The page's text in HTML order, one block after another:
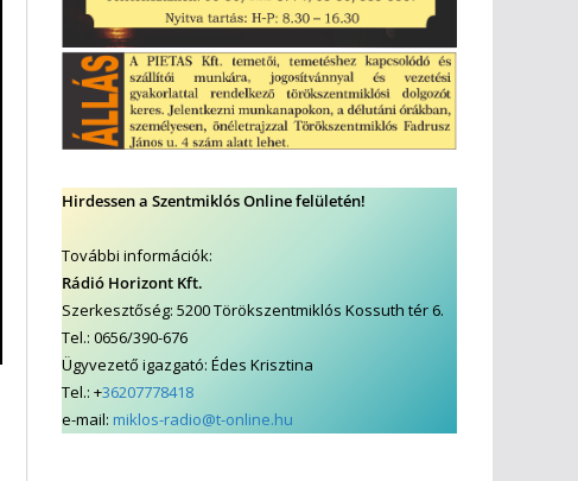
Hirdessen a Szentmiklós Online felületén!
További információk:
Rádió Horizont Kft.
Szerkesztőség: 5200 Törökszentmiklós Kossuth tér 6.
Tel.: 0656/390-676
Ügyvezető igazgató: Édes Krisztina
Tel.: +36207778418
e-mail: miklos-radio@t-online.hu